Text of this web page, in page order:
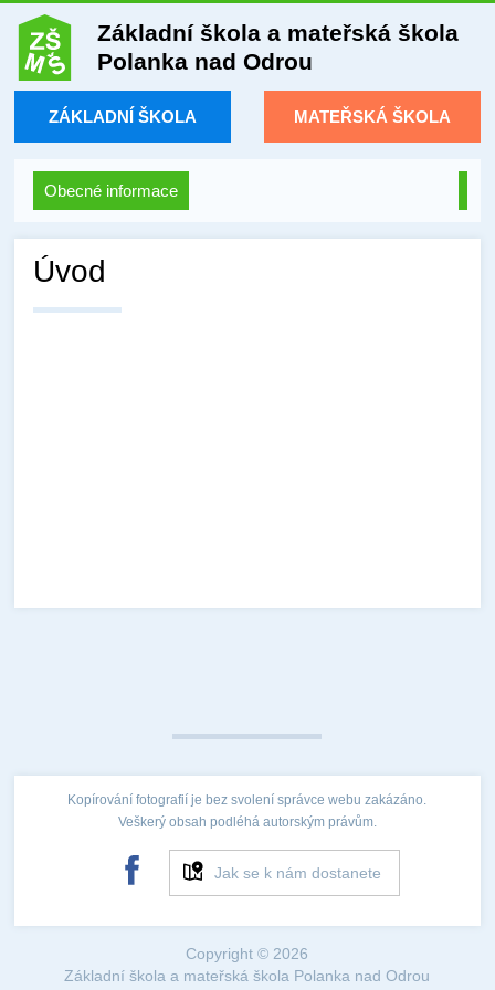
Základní škola a mateřská škola
Polanka nad Odrou
ZÁKLADNÍ ŠKOLA MATEŘSKÁ ŠKOLA
Obecné informace
Úvod
Kopírování fotografií je bez svolení správce webu zakázáno.
Veškerý obsah podléhá autorským právům.
Jak se k nám dostanete
Copyright © 2026
Základní škola a mateřská škola Polanka nad Odrou